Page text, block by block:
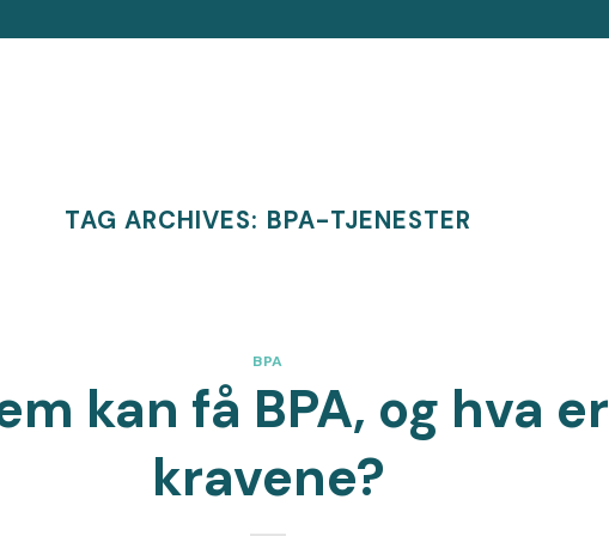
TAG ARCHIVES: BPA-TJENESTER
BPA
kan få BPA, og hva er
kravene?